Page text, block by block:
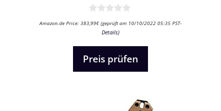
v
Amazon.de Price: 383,99€ (geprüft am 10/10/2022 05:35 PST-
Details)
Preis prüfen